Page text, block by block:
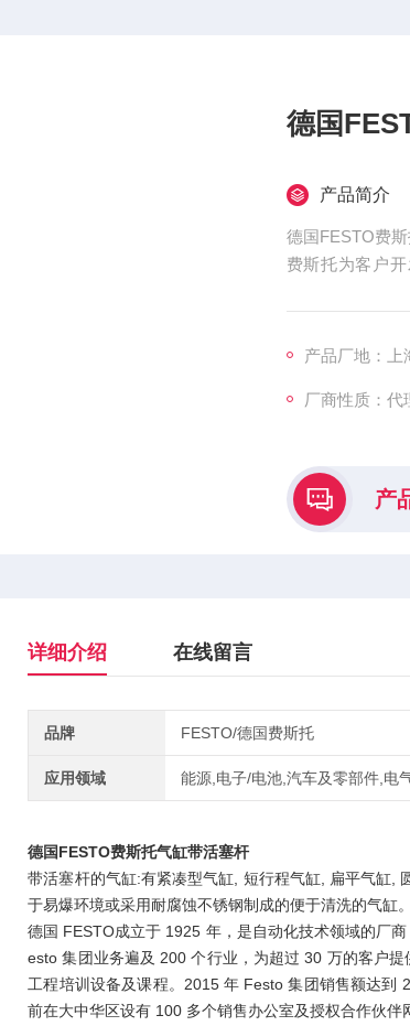
德国
产品简介
德国FESTO费
费斯托为客户
的气体或具有
产品厂地：上
厂商性质：代
产
详细介绍 在线留言
品牌 FESTO/德国费斯托
应用领域 能源,电子/电池,汽车及零部件,电
德国FESTO费斯托气缸带活塞杆
带活塞杆的气缸:有紧凑型气缸, 短行程气缸, 扁平气缸,
于易爆环境或采用耐腐蚀不锈钢制成的便于清洗的气缸
德国 FESTO成立于 1925 年，是自动化技术领域的厂
esto 集团业务遍及 200 个行业，为超过 30 万的客户
工程培训设备及课程。2015 年 Festo 集团销售额达到
前在大中华区设有 100 多个销售办公室及授权合作伙伴